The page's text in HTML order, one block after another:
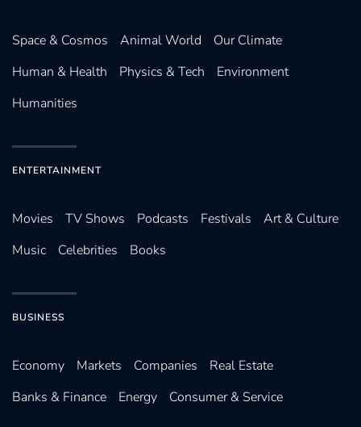
Space & Cosmos Animal World
Our Climate
Human & Health
Physics & Tech
Environment
Humanities
ENTERTAINMENT
Movies TV Shows Podcasts Festivals
Art & Culture
Music
Celebrities Books
BUSINESS
Economy Markets Companies
Real Estate
Banks & Finance
Energy Consumer & Service